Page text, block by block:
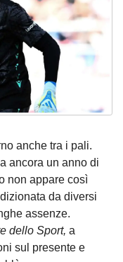
anche tra i pali.
ancora un anno di
non appare così
da diversi
assenze.
dello Sport, a
sul presente e